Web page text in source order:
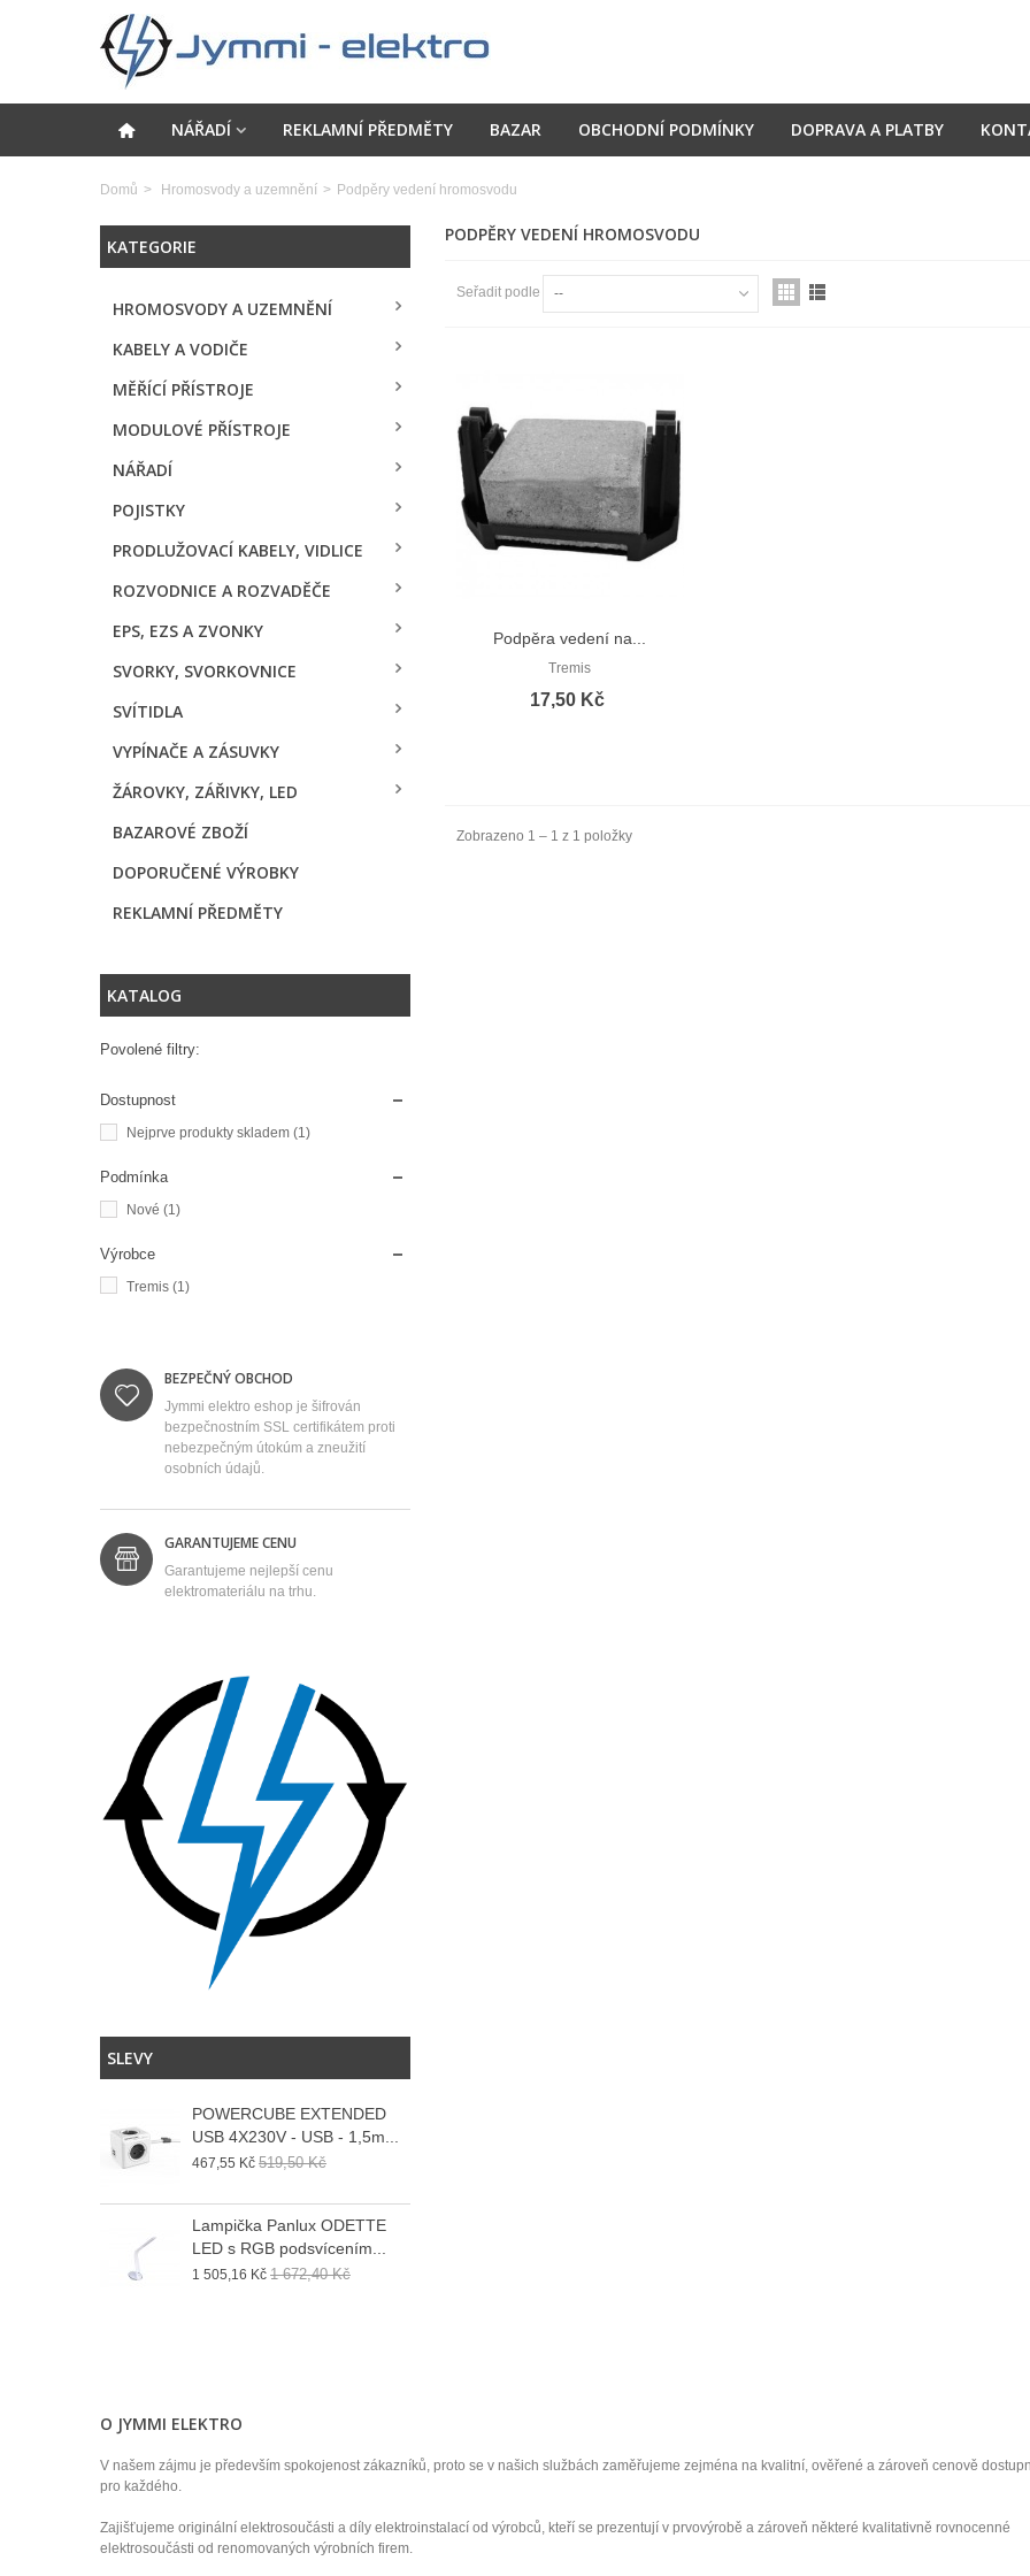
NÁŘADÍ REKLAMNÍ PŘEDMĚTY BAZAR OBCHODNÍ PODMÍNKY DOPRAVA A PLATBY
Domů > Hromosvody a uzemnění > Podpěry vedení hromosvodu
KATEGORIE
HROMOSVODY A UZEMNĚNÍ
KABELY A VODIČE
MĚŘÍCÍ PŘÍSTROJE
MODULOVÉ PŘÍSTROJE
NÁŘADÍ
POJISTKY
PRODLUŽOVACÍ KABELY, VIDLICE
ROZVODNICE A ROZVADĚČE
EPS, EZS A ZVONKY
SVORKY, SVORKOVNICE
SVÍTIDLA
VYPÍNAČE A ZÁSUVKY
ŽÁROVKY, ZÁŘIVKY, LED
BAZAROVÉ ZBOŽÍ
DOPORUČENÉ VÝROBKY
REKLAMNÍ PŘEDMĚTY
KATALOG
Povolené filtry:
Dostupnost
Nejprve produkty skladem (1)
Podmínka
Nové (1)
Výrobce
Tremis (1)
BEZPEČNÝ OBCHOD
Jymmi elektro eshop je šifrován
bezpečnostním SSL certifikátem proti
nebezpečným útokúm a zneužití
osobních údajů.
GARANTUJEME CENU
Garantujeme nejlepší cenu
elektromateriálu na trhu.
SLEVY
POWERCUBE EXTENDED
USB 4X230V - USB - 1,5m...
467,55 Kč 519,50 Kč
Lampička Panlux ODETTE
LED s RGB podsvícením...
1 505,16 Kč 1 672,40 Kč
PODPĚRY VEDENÍ HROMOSVODU
Seřadit podle --
Rychlý náhled
Podpěra vedení na...
Tremis
17,50 Kč
Zobrazeno 1 – 1 z 1 položky
O JYMMI ELEKTRO
V našem zájmu je především spokojenost zákazníků, proto se v našich službách zaměřujeme zejména na kvalitní, ověřené a zároveň cenově
pro každého.
Zajišťujeme originální elektrosoučásti a díly elektroinstalací od výrobců, kteří se prezentují v prvovýrobě a zároveň některé kvalitativně rovnocenné
elektrosoučásti od renomovaných výrobních firem.